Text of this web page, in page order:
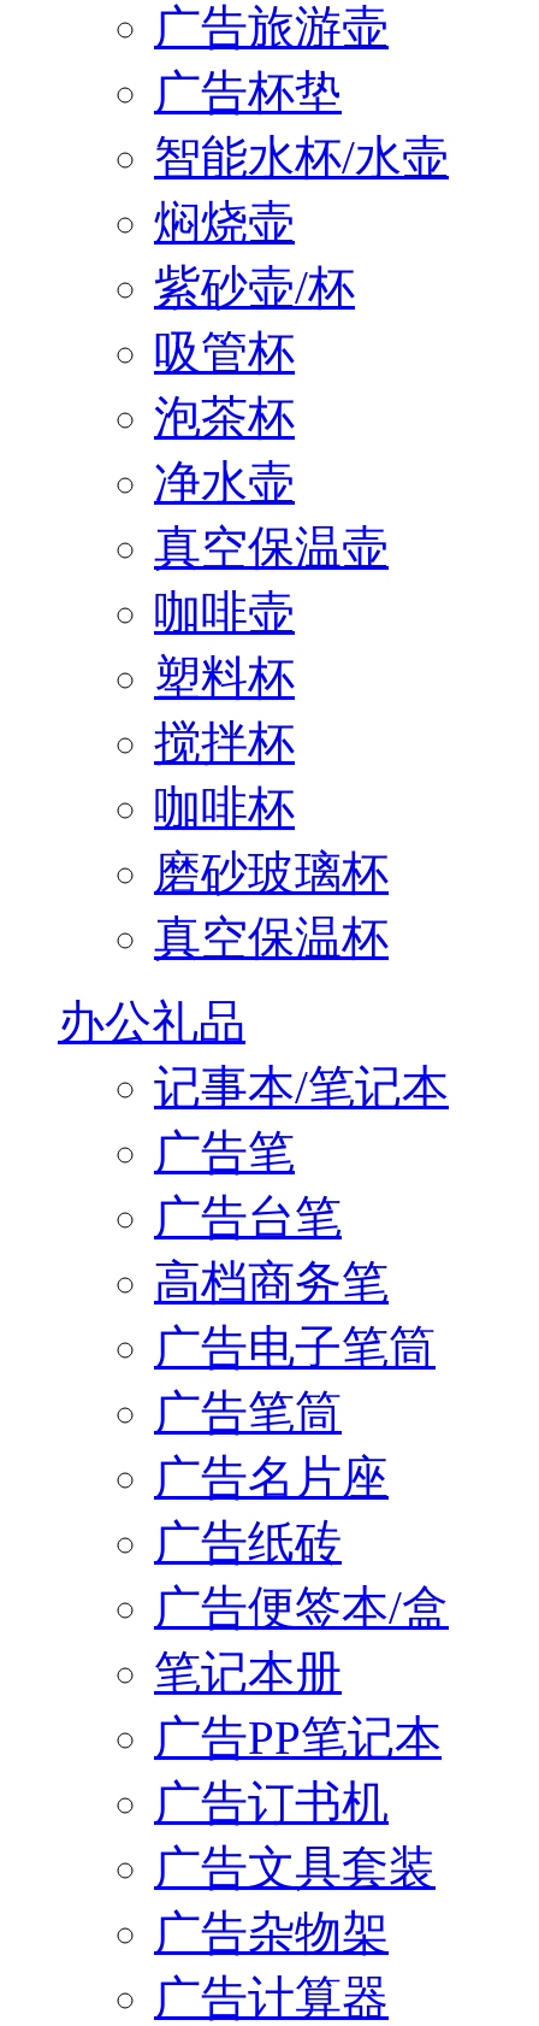
广告旅游壶
广告杯垫
智能水杯/水壶
焖烧壶
紫砂壶/杯
吸管杯
泡茶杯
净水壶
真空保温壶
咖啡壶
塑料杯
搅拌杯
咖啡杯
磨砂玻璃杯
真空保温杯
办公礼品
记事本/笔记本
广告笔
广告台笔
高档商务笔
广告电子笔筒
广告笔筒
广告名片座
广告纸砖
广告便签本/盒
笔记本册
广告PP笔记本
广告订书机
广告文具套装
广告杂物架
广告计算器